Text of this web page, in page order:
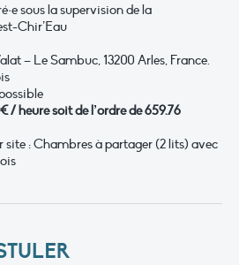
sous la supervision de la
Chir’Eau
– Le Sambuc, 13200 Arles, France.
/ heure soit de l’ordre de 659.76
site : Chambres à partager (2 lits) avec